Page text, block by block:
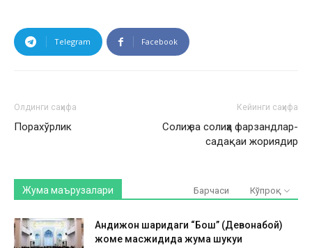
Telegram Facebook
Олдинги саҳифа
Порахўрлик
Кейинги саҳифа
Солиҳ ва солиҳа фарзандлар-
садақаи жориядир
Жума маърузалари Барчаси Кўпроқ
Андижон шаҳридаги “Бош” (Девонабой)
жоме масжидида жума шукуҳи